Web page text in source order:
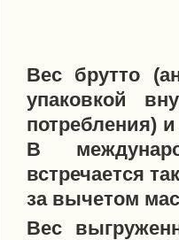
Вес брутто
упаковкой
потребления)
В
встречается
за вычетом
Вес